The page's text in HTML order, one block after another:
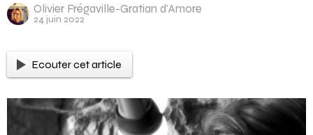
Olivier Frégaville-Gratian d'Amore
24 juin 2022
Ecouter cet article